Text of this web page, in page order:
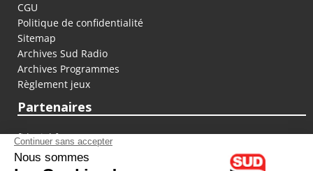
CGU
Politique de confidentialité
Sitemap
Archives Sud Radio
Archives Programmes
Règlement jeux
Partenaires
fiducial.fr
lyoncapitale.fr